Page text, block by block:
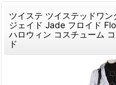
ツイステ ツイステッドワ
ジェイド Jade フロイド
ハロウィン コスチューム
ド